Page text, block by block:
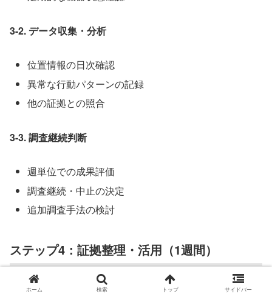
3-2. データ収集・分析
位置情報の日次確認
異常な行動パターンの記録
他の証拠との照合
3-3. 調査継続判断
週単位での成果評価
調査継続・中止の決定
追加調査手法の検討
ステップ4：証拠整理・活用（1週間）
4-1. 取得データの整理
ホーム 検索 トップ サイドバー